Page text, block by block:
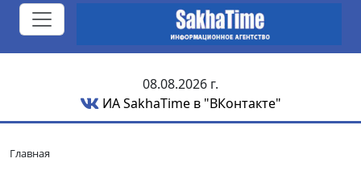
08.08.2026 г.
ИА SakhaTime в "ВКонтакте"
Главная